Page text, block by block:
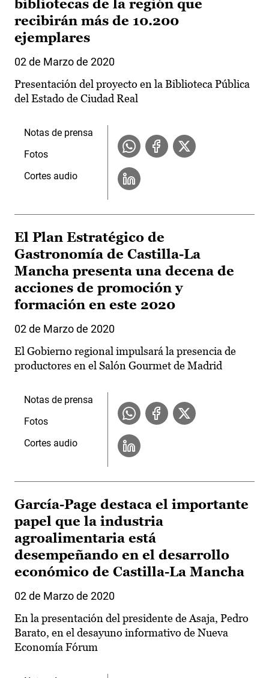
bibliotecas de la región que
recibirán más de 10.200
ejemplares
02 de Marzo de 2020
Presentación del proyecto en la Biblioteca Pública
del Estado de Ciudad Real
Notas de prensa
Fotos
Cortes audio
El Plan Estratégico de
Gastronomía de Castilla-La
Mancha presenta una decena de
acciones de promoción y
formación en este 2020
02 de Marzo de 2020
El Gobierno regional impulsará la presencia de
productores en el Salón Gourmet de Madrid
Notas de prensa
Fotos
Cortes audio
García-Page destaca el importante
papel que la industria
agroalimentaria está
desempeñando en el desarrollo
económico de Castilla-La Mancha
02 de Marzo de 2020
En la presentación del presidente de Asaja, Pedro
Barato, en el desayuno informativo de Nueva
Economía Fórum